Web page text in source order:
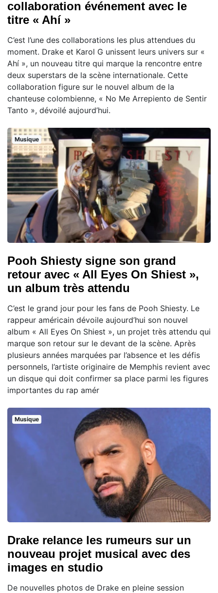
collaboration événement avec le
titre « Ahí »
C’est l’une des collaborations les plus attendues du
moment. Drake et Karol G unissent leurs univers sur «
Ahí », un nouveau titre qui marque la rencontre entre
deux superstars de la scène internationale. Cette
collaboration figure sur le nouvel album de la
chanteuse colombienne, « No Me Arrepiento de Sentir
Tanto », dévoilé aujourd’hui.
Musique
Pooh Shiesty signe son grand
retour avec « All Eyes On Shiest »,
un album très attendu
C’est le grand jour pour les fans de Pooh Shiesty. Le
rappeur américain dévoile aujourd’hui son nouvel
album « All Eyes On Shiest », un projet très attendu qui
marque son retour sur le devant de la scène. Après
plusieurs années marquées par l’absence et les défis
personnels, l’artiste originaire de Memphis revient avec
un disque qui doit confirmer sa place parmi les figures
importantes du rap amér
Musique
Drake relance les rumeurs sur un
nouveau projet musical avec des
images en studio
De nouvelles photos de Drake en pleine session